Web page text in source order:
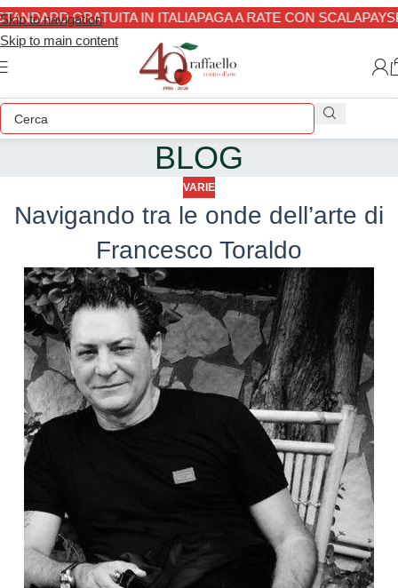
Skip to navigation
Skip to main content
GRATUITA IN ITALIAPAGA A RATE CON SCALAPAY
BLOG
VARIE
Navigando tra le onde dell’arte di
Francesco Toraldo